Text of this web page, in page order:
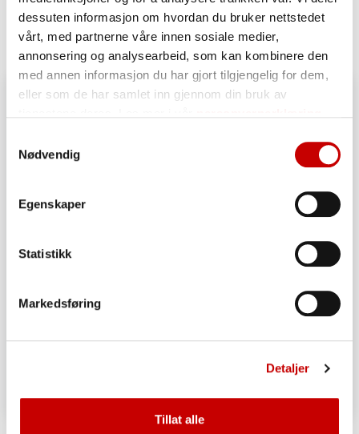
dessuten informasjon om hvordan du bruker nettstedet
vårt, med partnerne våre innen sosiale medier,
annonsering og analysearbeid, som kan kombinere den
med annen informasjon du har gjort tilgjengelig for dem,
eller som de har samlet inn gjennom din bruk av
Nødvendig
Egenskaper
Statistikk
Markedsføring
Detaljer
Tillat alle
Lignende oppskrifter